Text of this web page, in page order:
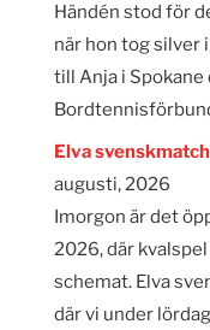
Händén stod för
när hon tog silver
till Anja i Spokane
Elva
augusti, 2026
Imorgon är det
2026, där
schemat. Elva
där vi under